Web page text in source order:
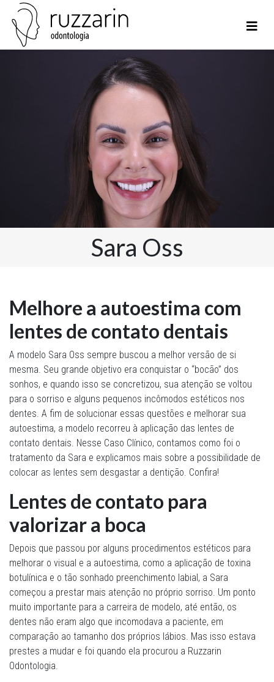
Sara Oss
Melhore a autoestima com
lentes de contato dentais
A modelo Sara Oss sempre buscou a melhor versão de si
mesma. Seu grande objetivo era conquistar o “bocão” dos
sonhos, e quando isso se concretizou, sua atenção se voltou
para o sorriso e alguns pequenos incômodos estéticos nos
dentes. A fim de solucionar essas questões e melhorar sua
autoestima, a modelo recorreu à aplicação das lentes de
contato dentais. Nesse Caso Clínico, contamos como foi o
tratamento da Sara e explicamos mais sobre a possibilidade de
colocar as lentes sem desgastar a dentição. Confira!
Lentes de contato para
valorizar a boca
Depois que passou por alguns procedimentos estéticos para
melhorar o visual e a autoestima, como a aplicação de toxina
botulínica e o tão sonhado preenchimento labial, a Sara
começou a prestar mais atenção no próprio sorriso. Um ponto
muito importante para a carreira de modelo, até então, os
dentes não eram algo que incomodava a paciente, em
comparação ao tamanho dos próprios lábios. Mas isso estava
prestes a mudar e foi quando ela procurou a Ruzzarin
Odontologia.